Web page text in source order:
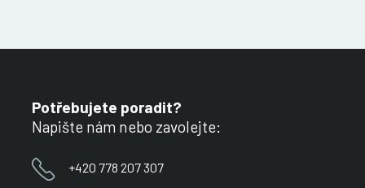
Potřebujete poradit?
Napište nám nebo zavolejte:
+420 778 207 307